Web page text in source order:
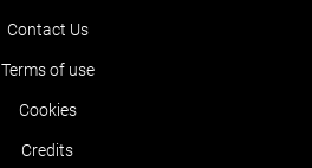
Contact Us
Terms of use
Cookies
Credits